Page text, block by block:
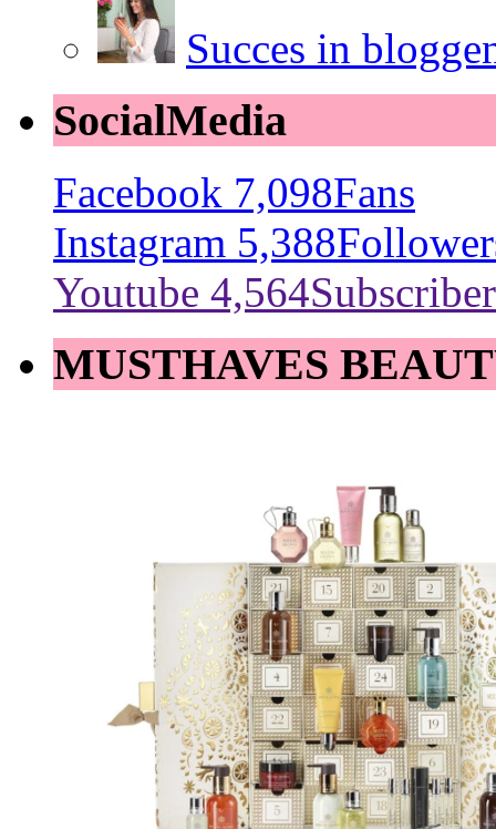
Succes in
SocialMedia
Facebook 7,098Fans
Instagram 5,388
Youtube 4,564Subscriber
MUSTHAVES